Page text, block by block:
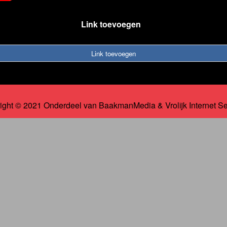
Link toevoegen
Link toevoegen
© 2021 Onderdeel van BaakmanMedia& Vrolijk Internet